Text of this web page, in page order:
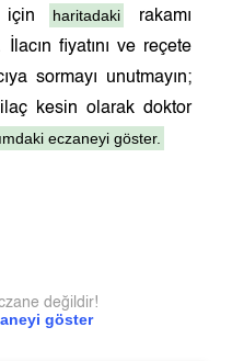
için haritadaki
rakamı
fiyatını ve reçete
sormayı unutmayın;
kesin olarak doktor
eczaneyi göster.
göster
değildir!